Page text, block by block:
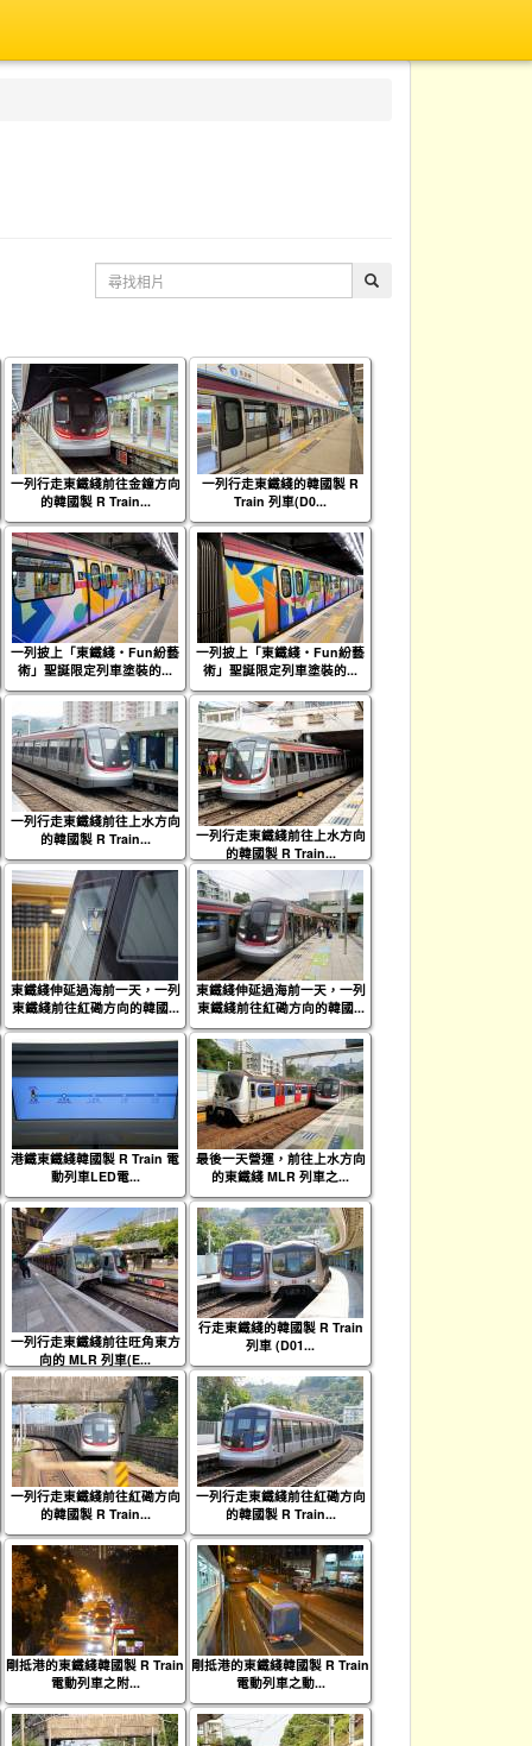
一列行走東鐵綫前往金鐘方向
的韓國製 R Train...
一列行走東鐵綫的韓國製 R
Train 列車(D0...
一列披上「東鐵綫‧Fun紛藝
術」聖誕限定列車塗裝的...
一列披上「東鐵綫‧Fun紛藝
術」聖誕限定列車塗裝的...
一列行走東鐵綫前往上水方向
的韓國製 R Train...
一列行走東鐵綫前往上水方向
的韓國製 R Train...
東鐵綫伸延過海前一天，一列
東鐵綫前往紅磡方向的韓國...
東鐵綫伸延過海前一天，一列
東鐵綫前往紅磡方向的韓國...
港鐵東鐵綫韓國製 R Train 電
動列車LED電...
最後一天營運，前往上水方向
的東鐵綫 MLR 列車之...
一列行走東鐵綫前往旺角東方
向的 MLR 列車(E...
行走東鐵綫的韓國製 R Train
列車 (D01...
一列行走東鐵綫前往紅磡方向
的韓國製 R Train...
一列行走東鐵綫前往紅磡方向
的韓國製 R Train...
剛抵港的東鐵綫韓國製 R Train
電動列車之附...
剛抵港的東鐵綫韓國製 R Train
電動列車之動...